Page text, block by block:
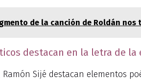
de la canción de Roldán
destacan en la letra de la
Sijé destacan elementos